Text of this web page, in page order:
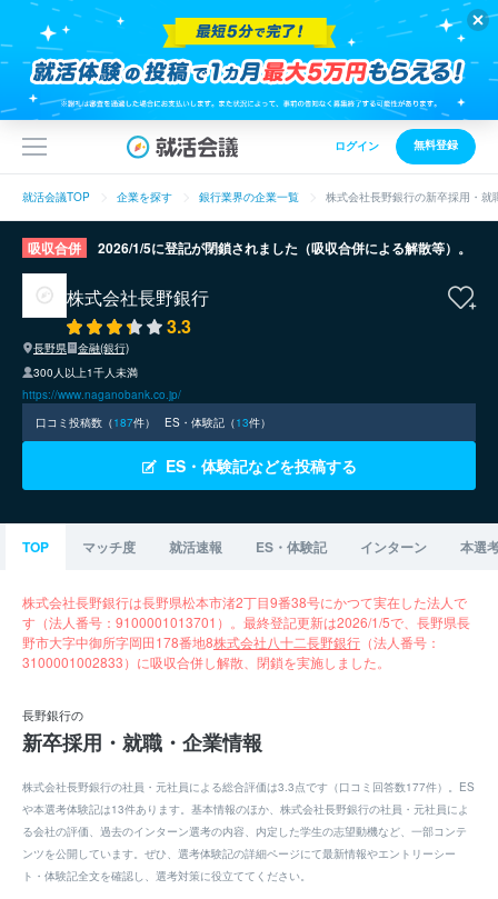
ログイン 無料登録
就活会議TOP 企業を探す 銀行業界の企業一覧 株式会社長野銀行の新卒採用・就
吸収合併 2026/1/5に登記が閉鎖されました（吸収合併による解散等）。
株式会社長野銀行
3.3
長野県
金融(銀行)
300人以上1千人未満
https://www.naganobank.co.jp/
口コミ投稿数（187件） ES・体験記（13件）
ES・体験記などを投稿する
TOP マッチ度 就活速報 ES・体験記 インターン 本選
株式会社長野銀行は長野県松本市渚2丁目9番38号にかつて実在した法人で
す（法人番号：9100001013701）。最終登記更新は2026/1/5で、長野県長
野市大字中御所字岡田178番地8株式会社八十二長野銀行 （法人番号：
3100001002833）に吸収合併し解散、閉鎖を実施しました。
長野銀行の
新卒採用・就職・企業情報
株式会社長野銀行の社員・元社員による総合評価は3.3点です（口コミ回答数177件）。ES
や本選考体験記は13件あります。基本情報のほか、株式会社長野銀行の社員・元社員によ
る会社の評価、過去のインターン選考の内容、内定した学生の志望動機など、一部コンテ
ンツを公開しています。ぜひ、選考体験記の詳細ページにて最新情報やエントリーシー
ト・体験記全文を確認し、選考対策に役立ててください。